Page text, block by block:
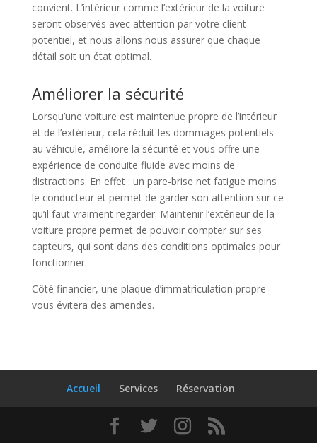
convient. L’intérieur comme l’extérieur de la voiture
seront observés avec attention par votre client
potentiel, et nous allons nous assurer que chaque
détail soit un état optimal.
Améliorer la sécurité
Lorsqu’une voiture est maintenue propre de l’intérieur
et de l’extérieur, cela réduit les dommages potentiels
au véhicule, améliore la sécurité et vous offre une
expérience de conduite fluide avec moins de
distractions. En effet : un pare-brise net fatigue moins
le conducteur et permet de garder son attention sur ce
qu’il faut vraiment regarder. Maintenir l’extérieur de la
voiture propre permet de pouvoir compter sur ses
capteurs, qui sont dans des conditions optimales pour
fonctionner.
Côté financier, une plaque d’immatriculation propre
vous évitera des amendes.
Accueil Services Réservation